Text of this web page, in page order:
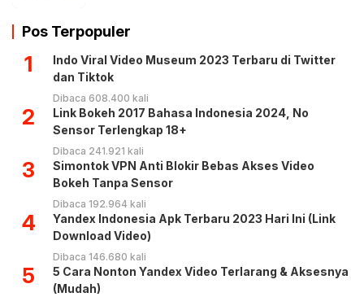
Pos Terpopuler
1
Indo Viral Video Museum 2023 Terbaru di Twitter
dan Tiktok
Dibaca 608.400 kali
2
Link Bokeh 2017 Bahasa Indonesia 2024, No
Sensor Terlengkap 18+
Dibaca 241.921 kali
3
Simontok VPN Anti Blokir Bebas Akses Video
Bokeh Tanpa Sensor
Dibaca 192.964 kali
4
Yandex Indonesia Apk Terbaru 2023 Hari Ini (Link
Download Video)
Dibaca 146.680 kali
5
5 Cara Nonton Yandex Video Terlarang & Aksesnya
(Mudah)